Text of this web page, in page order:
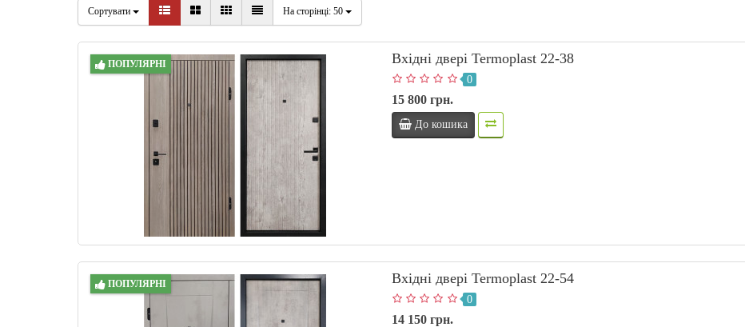
Сортувати На сторінці: 50
ПОПУЛЯРНІ Вхідні двері Termoplast 22-38
0
15 800 грн.
До кошика
ПОПУЛЯРНІ Вхідні двері Termoplast 22-54
0
14 150 грн.